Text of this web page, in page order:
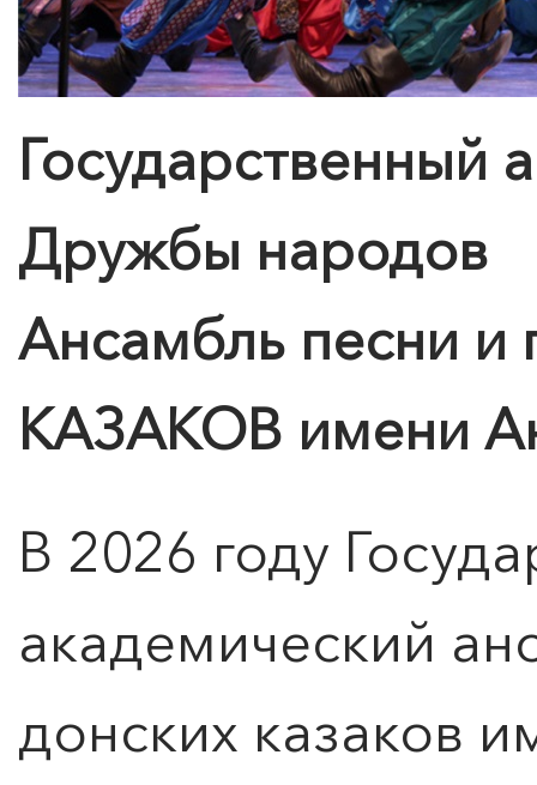
Государственный
Дружбы народов
Ансамбль песни
КАЗАКОВ имени
В 2026 году
академический
донских казаков